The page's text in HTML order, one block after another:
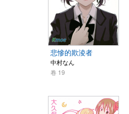
悲慘的欺淩者
中村なん
卷 19